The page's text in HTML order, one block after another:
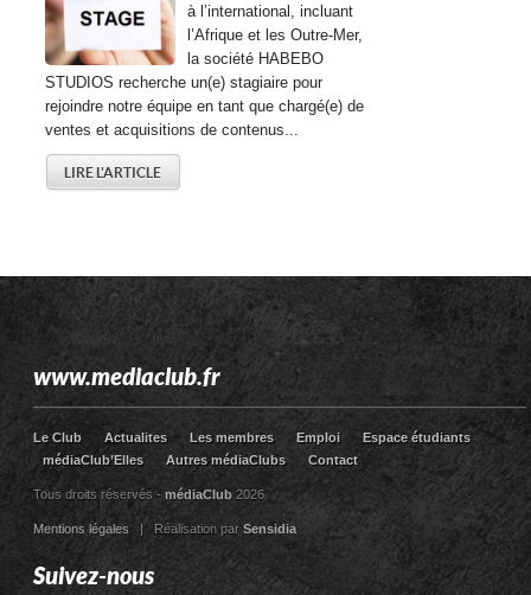
à l’international, incluant
l’Afrique et les Outre-Mer,
la société HABEBO
STUDIOS recherche un(e) stagiaire pour
rejoindre notre équipe en tant que chargé(e) de
ventes et acquisitions de contenus...
LIRE L'ARTICLE
www.mediaclub.fr
Le Club Actualites Les membres Emploi
Espace étudiants
médiaClub’Elles
Autres médiaClubs Contact
Tous droits réservés -médiaClub 2026
Mentions légales| Réalisation parSensidia
Suivez-nous